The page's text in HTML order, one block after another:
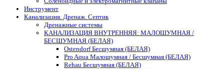
Инструмент
Канализация. Дренаж. Септик
Дренажные системы
КАНАЛИЗАЦИЯ ВНУТРЕННЯЯ: МАЛОШУМНАЯ /
БЕСШУМНАЯ (БЕЛАЯ)
Ostendorf Бесшумная (БЕЛАЯ)
Pro Aqua Малошумная / Бесшумная (БЕЛАЯ)
Rehau Бесшумная (БЕЛАЯ)